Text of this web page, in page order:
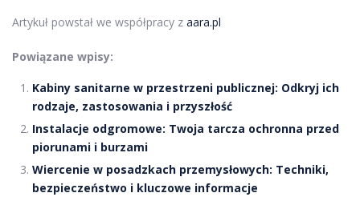
Artykuł powstał we współpracy z aara.pl
Powiązane wpisy:
Kabiny sanitarne w przestrzeni publicznej: Odkryj ich
rodzaje, zastosowania i przyszłość
Instalacje odgromowe: Twoja tarcza ochronna przed
piorunami i burzami
Wiercenie w posadzkach przemysłowych: Techniki,
bezpieczeństwo i kluczowe informacje